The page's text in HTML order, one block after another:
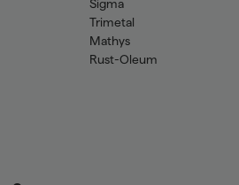
Sigma
Trimetal
Mathys
Rust-Oleum